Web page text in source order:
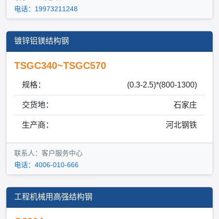
电话：19973211248
镀锌铝镁结构钢
TSGC340~TSGC570
规格： (0.3-2.5)*(800-1300)
交货地： 石家庄
生产商： 河北钢铁
联系人：客户服务中心
电话：4006-010-666
工程机械用高强结构钢